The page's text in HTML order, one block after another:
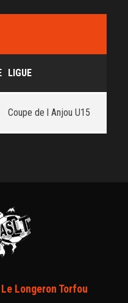
LIGUE
Coupe de l Anjou U15
Longeron Torfou